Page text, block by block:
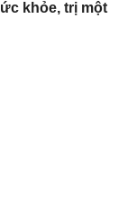
khỏe, trị một